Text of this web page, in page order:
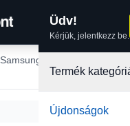
Üdv!
Kérjük, jelentkezz be.
Termék
Újdonságok
Samsung tokok